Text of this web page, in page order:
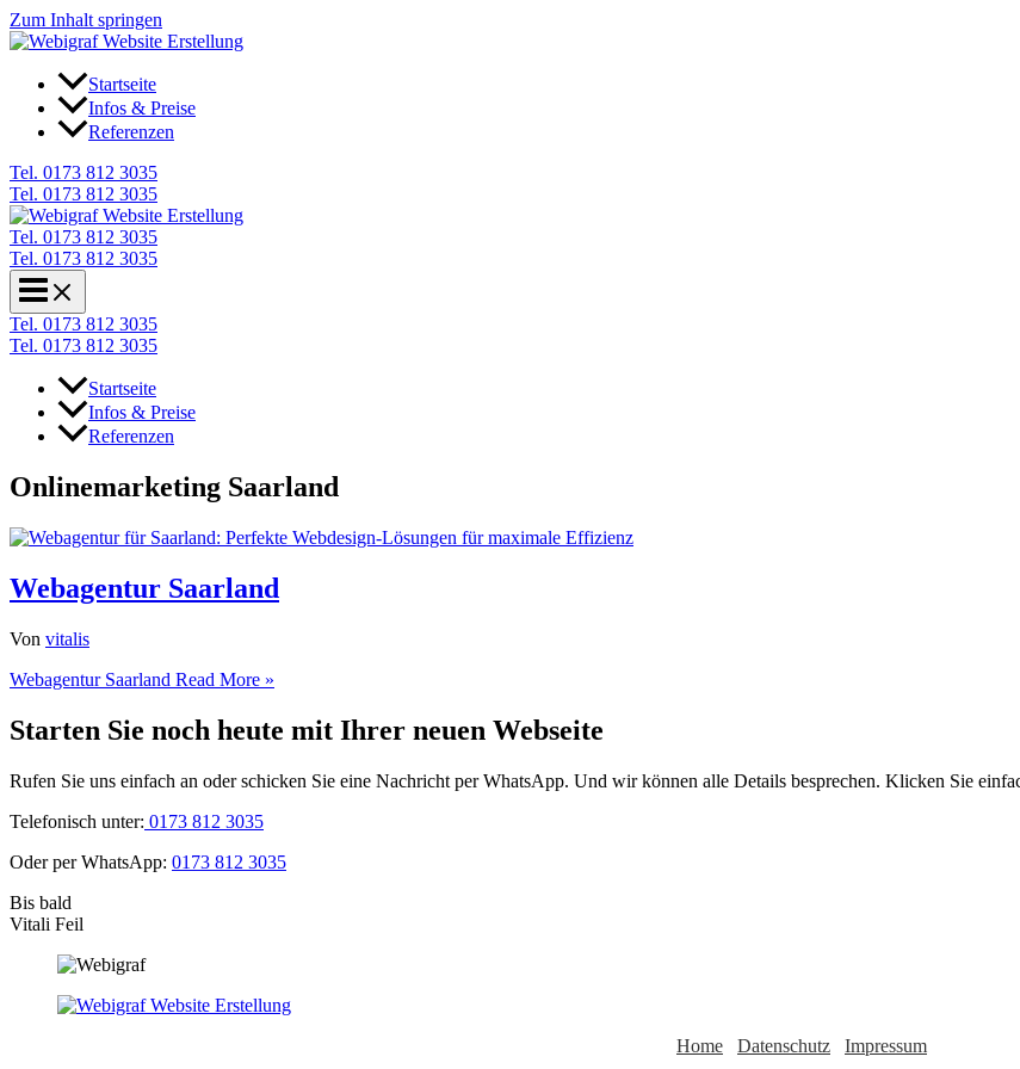
Zum Inhalt springen
Startseite
Infos & Preise
Referenzen
Tel. 0173 812 3035
Tel. 0173 812 3035
Tel. 0173 812 3035
Tel. 0173 812 3035
Tel. 0173 812 3035
Tel. 0173 812 3035
Startseite
Infos & Preise
Referenzen
Onlinemarketing Saarland
Webagentur Saarland
Von vitalis
Webagentur Saarland Read More »
Starten Sie noch heute mit Ihrer neuen Webseite
Rufen Sie uns einfach an oder schicken Sie eine Nachricht per WhatsApp. Und wir können alle Details besprechen. Klicken Sie
Telefonisch unter: 0173 812 3035
Oder per WhatsApp: 0173 812 3035
Bis bald
Vitali Feil
Home Datenschutz Impressum